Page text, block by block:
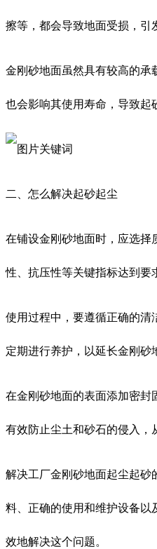
擦等，都会导致地面受损，引
金刚砂地面虽然具有较高的承
也会影响其使用寿命，导致起
二、怎么解决起砂起尘
在铺设金刚砂地面时，应选择
性、抗压性等关键指标达到要
使用过程中，要遵循正确的清
定期进行养护，以延长金刚砂
在金刚砂地面的表面添加密封
有效防止尘土和砂石的侵入，
解决工厂金刚砂地面起尘起砂
料、正确的使用和维护设备以
效地解决这个问题。